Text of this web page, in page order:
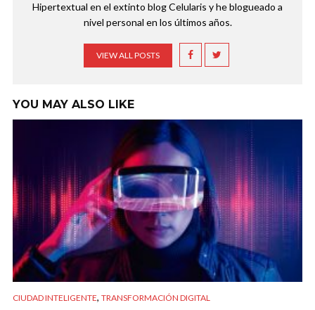
Hipertextual en el extinto blog Celularis y he blogueado a
nivel personal en los últimos años.
VIEW ALL POSTS
YOU MAY ALSO LIKE
CIUDAD INTELIGENTE, TRANSFORMACIÓN DIGITAL